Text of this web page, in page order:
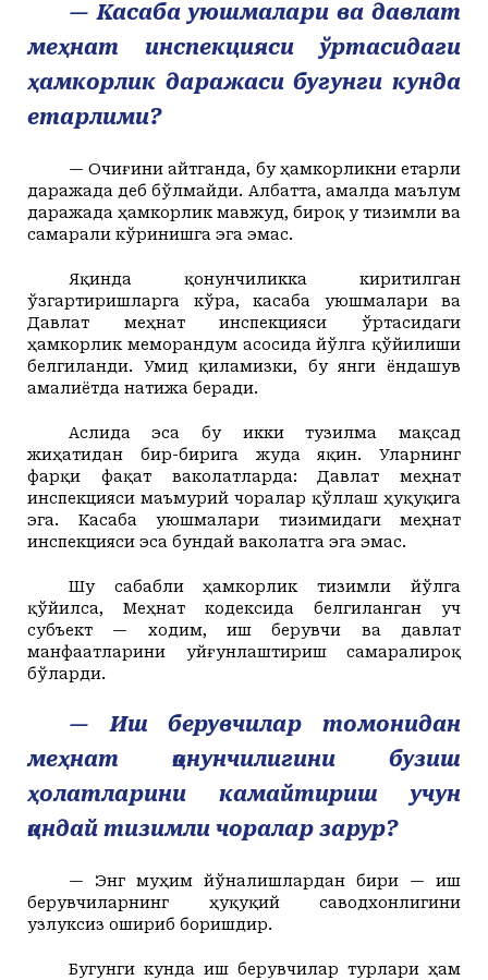
— Касаба уюшмалари ва давлат
меҳнат инспекцияси ўртасидаги
ҳамкорлик даражаси бугунги кунда
етарлими?
— Очиғини айтганда, бу ҳамкорликни етарли
даражада деб бўлмайди. Албатта, амалда маълум
даражада ҳамкорлик мавжуд, бироқ у тизимли ва
самарали кўринишга эга эмас.
Яқинда қонунчиликка киритилган
ўзгартиришларга кўра, касаба уюшмалари ва
Давлат меҳнат инспекцияси ўртасидаги
ҳамкорлик меморандум асосида йўлга қўйилиши
белгиланди. Умид қиламизки, бу янги ёндашув
амалиётда натижа беради.
Аслида эса бу икки тузилма мақсад
жиҳатидан бир-бирига жуда яқин. Уларнинг
фарқи фақат ваколатларда: Давлат меҳнат
инспекцияси маъмурий чоралар қўллаш ҳуқуқига
эга. Касаба уюшмалари тизимидаги меҳнат
инспекцияси эса бундай ваколатга эга эмас.
Шу сабабли ҳамкорлик тизимли йўлга
қўйилса, Меҳнат кодексида белгиланган уч
субъект — ходим, иш берувчи ва давлат
манфаатларини уйғунлаштириш самаралироқ
бўларди.
— Иш берувчилар томонидан
меҳнат қонунчилигини бузиш
ҳолатларини камайтириш учун
қандай тизимли чоралар зарур?
— Энг муҳим йўналишлардан бири — иш
берувчиларнинг ҳуқуқий саводхонлигини
узлуксиз ошириб боришдир.
Бугунги кунда иш берувчилар турлари ҳам